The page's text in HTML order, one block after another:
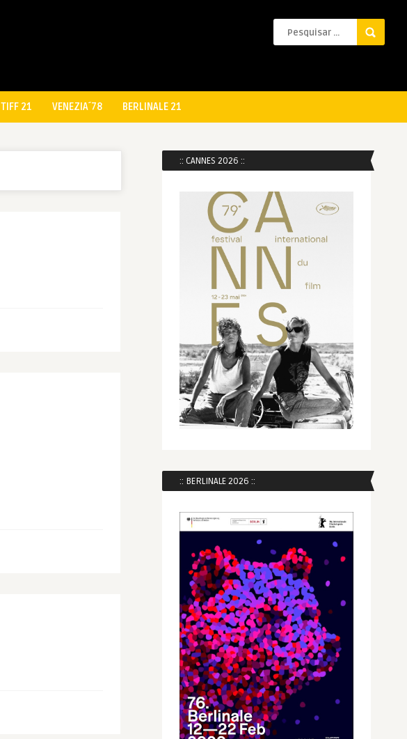
TIFF 21 VENEZIA´78 BERLINALE 21
:: CANNES 2026 ::
:: BERLINALE 2026 ::